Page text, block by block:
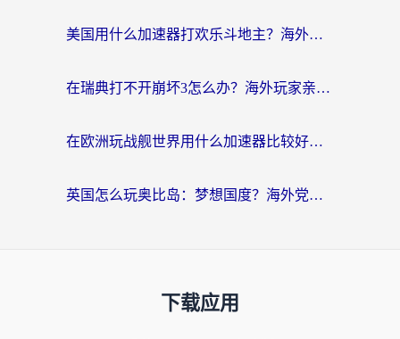
美国用什么加速器打欢乐斗地主？海外党亲测有效的国服游戏加速指南
在瑞典打不开崩坏3怎么办？海外玩家亲测有效的国服游戏加速指南
在欧洲玩战舰世界用什么加速器比较好用？老玩家亲测有效的低延迟方案
英国怎么玩奥比岛：梦想国度？海外党不卡攻略+加速器选择秘籍
下载应用